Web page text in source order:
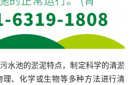
水池的淤泥特点，制定科学的清淤
、化学或生物等多种方法进行清